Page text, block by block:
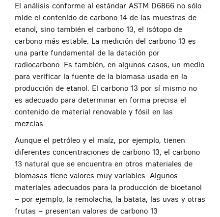
El análisis conforme al estándar ASTM D6866 no sólo
mide el contenido de carbono 14 de las muestras de
etanol, sino también el carbono 13, el isótopo de
carbono más estable. La medición del carbono 13 es
una parte fundamental de la datación por
radiocarbono. Es también, en algunos casos, un medio
para verificar la fuente de la biomasa usada en la
producción de etanol. El carbono 13 por sí mismo no
es adecuado para determinar en forma precisa el
contenido de material renovable y fósil en las
mezclas.
Aunque el petróleo y el maíz, por ejemplo, tienen
diferentes concentraciones de carbono 13, el carbono
13 natural que se encuentra en otros materiales de
biomasas tiene valores muy variables. Algunos
materiales adecuados para la producción de bioetanol
– por ejemplo, la remolacha, la batata, las uvas y otras
frutas – presentan valores de carbono 13